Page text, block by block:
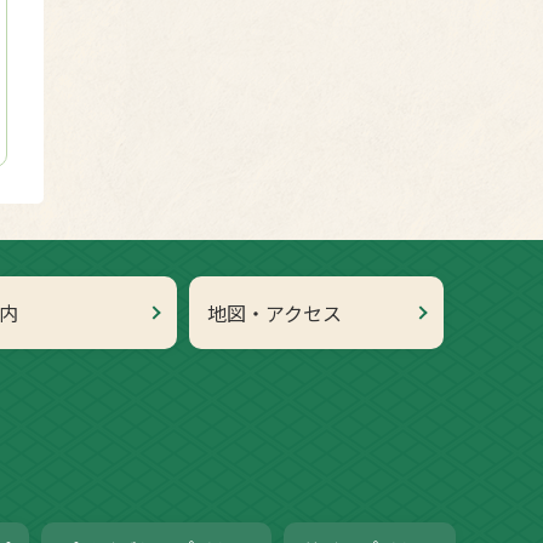
地図・アクセス